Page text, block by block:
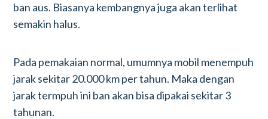
ban aus. Biasanya kembangnya juga akan terlihat
semakin halus.
Pada pemakaian normal, umumnya mobil menempuh
jarak sekitar 20.000 km per tahun. Maka dengan
jarak termpuh ini ban akan bisa dipakai sekitar 3
tahunan.